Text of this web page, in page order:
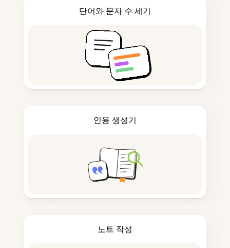
단어와 문자 수 세기
인용 생성기
노트 작성